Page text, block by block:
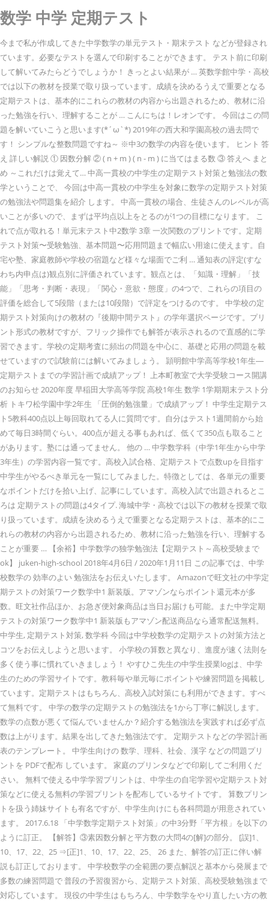
数学 中学 定期テスト
今まで私が作成してきた中学数学の単元テスト・期末テスト などが登録され
ています。必要なテストを選んで印刷することができます。 テスト前に印刷
して解いてみたらどうでしょうか！ きっとよい結果が … 英数学館中学・高校
では以下の教材を授業で取り扱っています。成績を決めるうえで重要となる
定期テストは、基本的にこれらの教材の内容から出題されるため、教材に沿
った勉強を行い、理解することが … こんにちは！レオンです。 今回はこの問
題を解いていこうと思います(*´ω`*) 2019年の西大和学園高校の過去問で
す！ シンプルな整数問題ですね～ ※中3の数学の内容を使います。 ヒント 答
え 詳しい解説 ① 因数分解 ② ( n + m ) ( n - m ) に当てはまる数 ③ 答えへ まと
め ～これだけは覚えて… 中高一貫校の中学生の定期テスト対策と勉強法の数
学ということで、 今回は中高一貫校の中学生を対象に数学の定期テスト対策
の勉強法や問題集を紹介 します。 中高一貫校の場合、生徒さんのレベルが高
いことが多いので、まずは平均点以上をとるのが1つの目標になります。 こ
れで点が取れる！単元末テスト中2数学 3章 一次関数のプリントです。定期
テスト対策〜受験勉強、基本問題〜応用問題まで幅広い用途に使えます。自
宅や塾、家庭教師や学校の宿題など様々な場面でご利 … 通知表の評定(すな
わち内申点は)観点別に評価されています。観点とは、「知識・理解」「技
能」「思考・判断・表現」「関心・意欲・態度」の4つで、これらの項目の
評価を総合して5段階（または10段階）で評定をつけるのです。 中学校の定
期テスト対策向けの教材の『後期中間テスト』の学年選択ページです。プリ
ント形式の教材ですが、フリック操作でも解答が表示されるので直感的に学
習できます。学校の定期考査に頻出の問題を中心に、基礎と応用の問題を載
せていますので試験前には解いてみましょう。 頴明館中学高等学校1年生―
定期テストまでの学習計画で成績アップ！ 上本町教室で大学受験コース開講
のお知らせ 2020年度 早稲田大学高等学院 高校1年生 数学 1学期期末テスト分
析 トキワ松学園中学2年生 「圧倒的勉強量」で成績アップ！ 中学生定期テス
ト5教科400点以上毎回取れてる人に質問です。自分はテスト1週間前から始
めて毎日3時間ぐらい。400点が超える事もあれば、低くて350点も取ること
があります。塾には通ってません。 他の … 中学数学科（中学1年生から中学
3年生）の学習内容一覧です。高校入試合格、定期テストで点数upを目指す
中学生がやるべき単元を一覧にしてみました。特徴としては、各単元の重要
なポイントだけを拾い上げ、記事にしています。高校入試で出題されるとこ
ろは 定期テストの問題は4タイプ. 海城中学・高校では以下の教材を授業で取
り扱っています。成績を決めるうえで重要となる定期テストは、基本的にこ
れらの教材の内容から出題されるため、教材に沿った勉強を行い、理解する
ことが重要 … 【余裕】中学数学の独学勉強法【定期テスト～高校受験まで
ok】 juken-high-school 2018年4月6日 / 2020年1月11日 この記事では、中学
校数学の 効率のよい 勉強法をお伝えいたします。 Amazonで旺文社の中学定
期テストの対策ワーク数学中1 新装版。アマゾンならポイント還元本が多
数。旺文社作品ほか、お急ぎ便対象商品は当日お届けも可能。また中学定期
テストの対策ワーク数学中1 新装版もアマゾン配送商品なら通常配送無料。
中学生, 定期テスト対策, 数学科 今回は中学校数学の定期テストの対策方法と
コツをお伝えしようと思います。 小学校の算数と異なり、進度が速く法則を
多く使う事に慣れていきましょう！ やすひこ先生の中学生授業logは、中学
生のための学習サイトです。教科毎や単元毎にポイントや練習問題を掲載し
ています。定期テストはもちろん、高校入試対策にも利用ができます。すべ
て無料です。 中学の数学の定期テストの勉強法を1から丁寧に解説します。
数学の点数が悪くて悩んでいませんか？紹介する勉強法を実践すれば必ず点
数は上がります。結果を出してきた勉強法です。 定期テストなどの学習計画
表のテンプレート。 中学生向けの 数学、理科、社会、漢字 などの問題プリ
ントを PDFで配布 しています。 家庭のプリンタなどで印刷してご利用くだ
さい。 無料で使える中学学習プリントは、中学生の自宅学習や定期テスト対
策などに使える無料の学習プリントを配布しているサイトです。 算数プリン
トを扱う姉妹サイトも有名ですが、中学生向けにも各科問題が用意されてい
ます。 2017.6.18 「中学数学定期テスト対策」の中3分野「平方根」を以下の
ように訂正。 【解答】③素因数分解と平方数の大問4の[解]の部分。 [誤]1、
10、17、22、25 ⇒[正]1、10、17、22、25、 26 また、解答の訂正に伴い解
説も訂正しております。 中学校数学の全範囲の要点解説と基本から発展まで
多数の練習問題で 普段の予習復習から、定期テスト対策、高校受験勉強まで
対応しています。 現役の中学生はもちろん、中学数学をやり直したい方の教